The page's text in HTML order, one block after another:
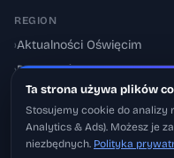
REGION
›Aktualności Oświęcim
›Powiat oświęcimski
Utrudnienia drogowe
Ta strona używa plików
Stosujemy cookie do analizy
Analytics & Ads). Możesz je
niezbędnych. Polityka